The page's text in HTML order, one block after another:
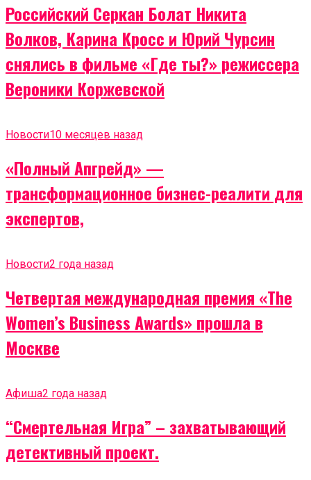
Российский Серкан Болат Никита
Волков, Карина Кросс и Юрий Чурсин
снялись в фильме «Где ты?» режиссера
Вероники Коржевской
Новости10 месяцев назад
«Полный Апгрейд» —
трансформационное бизнес-реалити для
экспертов,
Новости2 года назад
Четвертая международная премия «The
Women’s Business Awards» прошла в
Москве
Афиша2 года назад
“Смертельная Игра” – захватывающий
детективный проект.